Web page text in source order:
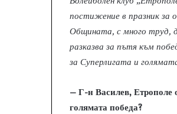
постижение в празник за
Общината, с много труд,
разказва за пътя към
за Суперлигата и
– Г-н Василев, Етрополе
голямата победа?